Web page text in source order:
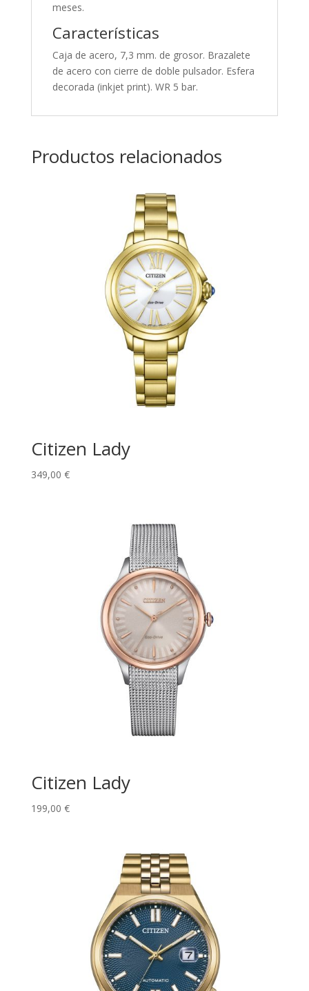
meses.
Características
Caja de acero, 7,3 mm. de grosor. Brazalete
de acero con cierre de doble pulsador. Esfera
decorada (inkjet print). WR 5 bar.
Productos relacionados
Citizen Lady
349,00 €
Citizen Lady
199,00 €